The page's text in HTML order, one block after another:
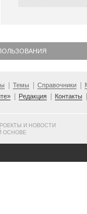
Темы Справочники
Редакция Контакты
И НОВОСТИ
ОСНОВЕ